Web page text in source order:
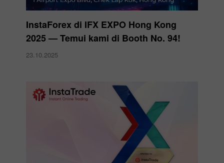
InstaForex di IFX EXPO Hong Kong
2025 — Temui kami di Booth No. 94!
23.10.2025